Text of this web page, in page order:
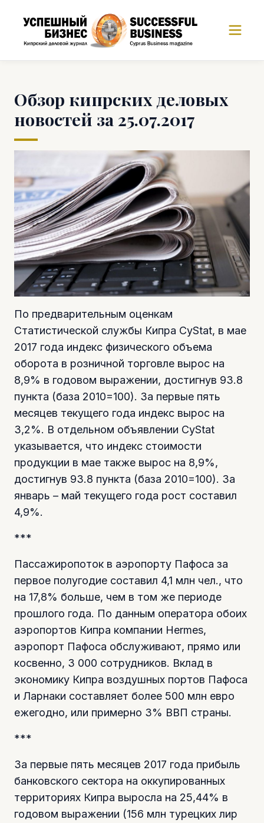
Обзор кипрских деловых
новостей за 25.07.2017
По предварительным оценкам
Статистической службы Кипра CyStat, в мае
2017 года индекс физического объема
оборота в розничной торговле вырос на
8,9% в годовом выражении, достигнув 93.8
пункта (база 2010=100). За первые пять
месяцев текущего года индекс вырос на
3,2%. В отдельном объявлении CyStat
указывается, что индекс стоимости
продукции в мае также вырос на 8,9%,
достигнув 93.8 пункта (база 2010=100). За
январь – май текущего года рост составил
4,9%.
***
Пассажиропоток в аэропорту Пафоса за
первое полугодие составил 4,1 млн чел., что
на 17,8% больше, чем в том же периоде
прошлого года. По данным оператора обоих
аэропортов Кипра компании Hermes,
аэропорт Пафоса обслуживают, прямо или
косвенно, 3 000 сотрудников. Вклад в
экономику Кипра воздушных портов Пафоса
и Ларнаки составляет более 500 млн евро
ежегодно, или примерно 3% ВВП страны.
***
За первые пять месяцев 2017 года прибыль
банковского сектора на оккупированных
территориях Кипра выросла на 25,44% в
годовом выражении (156 млн турецких лир